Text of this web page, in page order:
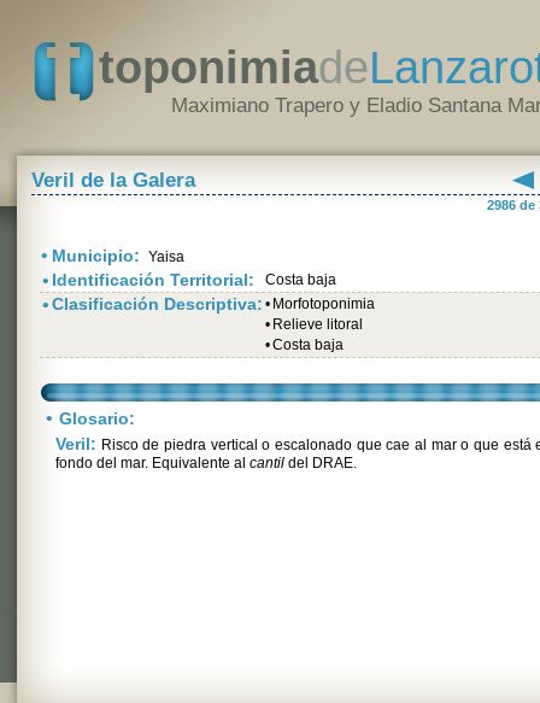
toponimiade
Maximiano Trapero y Eladio Santana
Veril de la Galera
2986 de
• Municipio: Yaisa
• Identificación Territorial: Costa baja
•Clasificación Descriptiva: • Morfotoponimia
• Relieve litoral
•Costa baja
• Glosario:
Veril: Risco de piedra vertical o escalonado que cae al mar o que está
fondo del mar. Equivalente al cantil del DRAE.